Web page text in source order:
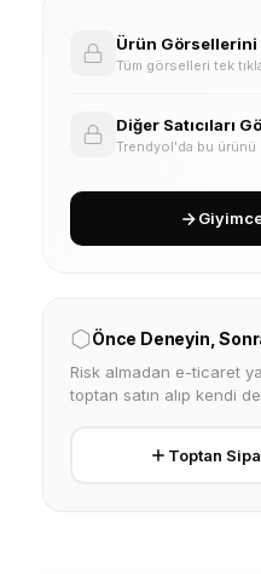
Ürün
Tüm görselleri tek
Diğer Satıcıları
Trendyol'da bu ürünü
Önce Deneyin,
Risk almadan e-ticaret
toptan satın alıp kendi
Toptan